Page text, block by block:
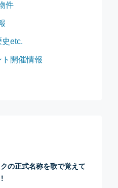
件
史etc.
ト開催情報
の正式名称を歌で覚えて